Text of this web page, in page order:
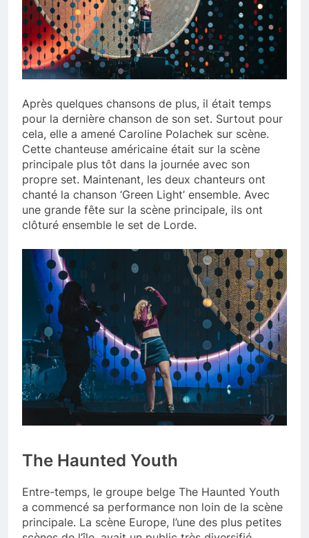
Après quelques chansons de plus, il était temps
pour la dernière chanson de son set. Surtout pour
cela, elle a amené Caroline Polachek sur scène.
Cette chanteuse américaine était sur la scène
principale plus tôt dans la journée avec son
propre set. Maintenant, les deux chanteurs ont
chanté la chanson ‘Green Light’ ensemble. Avec
une grande fête sur la scène principale, ils ont
clôturé ensemble le set de Lorde.
The Haunted Youth
Entre-temps, le groupe belge The Haunted Youth
a commencé sa performance non loin de la scène
principale. La scène Europe, l’une des plus petites